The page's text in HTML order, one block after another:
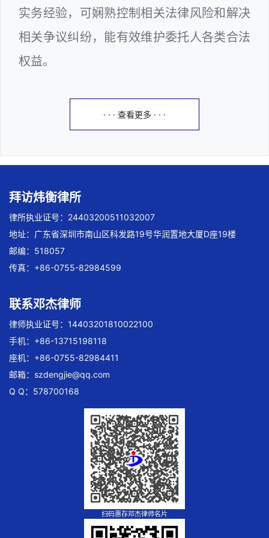
实务经验，可娴熟控制相关法律风险和解决
相关争议纠纷，能有效维护委托人各类合法
权益。
· · · 查看更多 · · ·
拜访炜衡律所
律所执业证号：24403200511032007
地址：广东省深圳市南山区科发路19号华润置地大厦D座19楼
邮编：518057
传真：+86-0755-82984599
联系邓杰律师
律师执业证号：14403201810022100
手机：+86-13715198118
座机：+86-0755-82984411
邮箱： szdengjie@qq.com
Q Q：578700168
扫码惠存邓杰律师名片